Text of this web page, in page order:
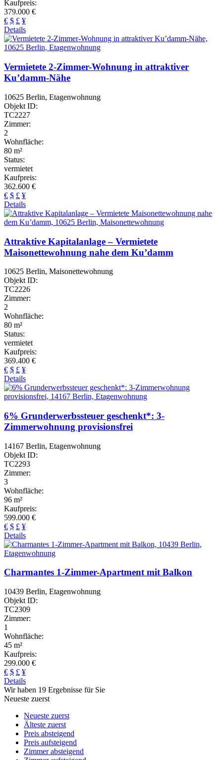
Kaufpreis:
379.000 €
€ $ £ ¥
Details
Vermietete 2-Zimmer-Wohnung in attraktiver
Ku’damm-Nähe
10625 Berlin, Etagenwohnung
Objekt ID:
TC2227
Zimmer:
2
Wohnfläche:
80 m²
Status:
vermietet
Kaufpreis:
362.600 €
€ $ £ ¥
Details
Attraktive Kapitalanlage – Vermietete
Maisonettewohnung nahe dem Ku’damm
10625 Berlin, Maisonettewohnung
Objekt ID:
TC2226
Zimmer:
2
Wohnfläche:
80 m²
Status:
vermietet
Kaufpreis:
369.400 €
€ $ £ ¥
Details
6% Grunderwerbssteuer geschenkt*: 3-
Zimmerwohnung provisionsfrei
14167 Berlin, Etagenwohnung
Objekt ID:
TC2293
Zimmer:
3
Wohnfläche:
96 m²
Kaufpreis:
599.000 €
€ $ £ ¥
Details
Charmantes 1-Zimmer-Apartment mit Balkon
10439 Berlin, Etagenwohnung
Objekt ID:
TC2309
Zimmer:
1
Wohnfläche:
45 m²
Kaufpreis:
299.000 €
€ $ £ ¥
Details
Wir haben 19 Ergebnisse für Sie
Neueste zuerst
Neueste zuerst
Älteste zuerst
Preis absteigend
Preis aufsteigend
Zimmer absteigend